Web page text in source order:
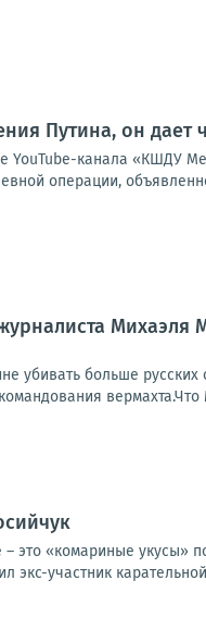
Путина, он дает
канала «КШДУ
операции,
убивать больше
вермахта.Что
это «комариные укусы»
экс-участник